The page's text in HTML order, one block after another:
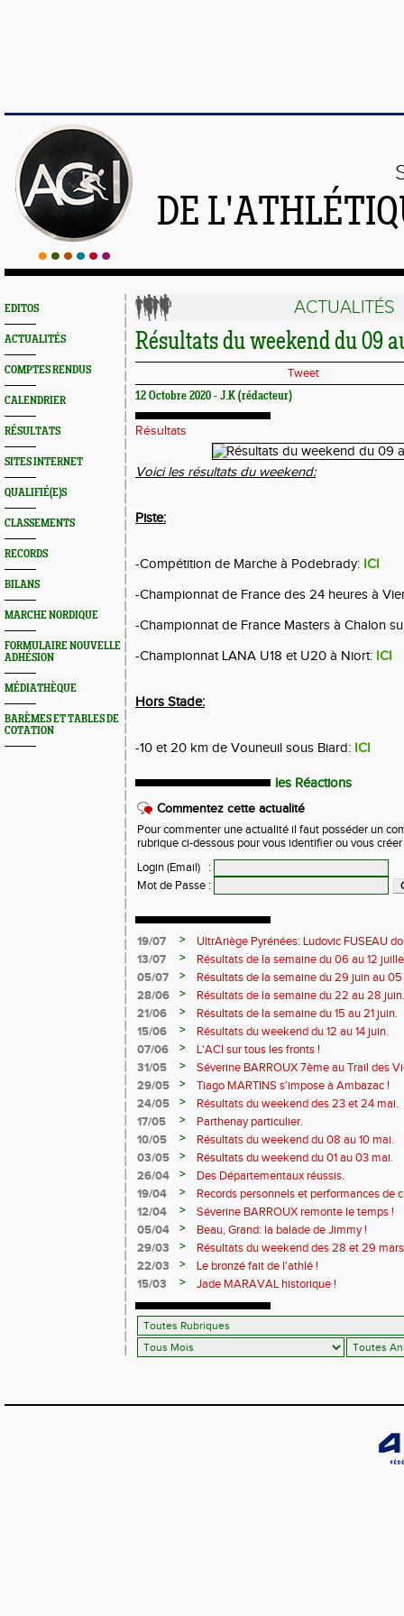
DE
EDITOS
ACTUALITÉS
COMPTES RENDUS
CALENDRIER
RÉSULTATS
SITES INTERNET
QUALIFIÉ(E)S
CLASSEMENTS
RECORDS
BILANS
MARCHE NORDIQUE
FORMULAIRE NOUVELLE
ADHÉSION
MÉDIATHÈQUE
BARÈMES ET TABLES DE
COTATION
ACTUALITÉS
Résultats du weekend du 09
Tweet
12 Octobre 2020 - J.K (rédacteur)
Résultats
Voici les résultats du weekend:
Piste:
-Compétition de Marche à Podebrady: ICI
-Championnat de France des 24 heures à
-Championnat de France Masters à Chalon
-Championnat LANA U18 et U20 à Niort: ICI
Hors Stade:
-10 et 20 km de Vouneuil sous Biard: ICI
les Réactions
Commentez cette actualité
Pour commenter une actualité il faut posséder un
rubrique ci-dessous pour vous identifier ou vous
Login (Email)
:
Mot de Passe :
19/07 >
UltrAriège Pyrénées: Ludovic FUSEAU
13/07
>
Résultats de la semaine du 06 au 12
05/07
>
Résultats de la semaine du 29 juin au
28/06
>
Résultats de la semaine du 22 au 28 juin.
21/06
>
Résultats de la semaine du 15 au 21 juin.
15/06
>
Résultats du weekend du 12 au 14 juin.
07/06
>
L'ACI sur tous les fronts !
31/05
>
Séverine BARROUX 7ème au Trail des
29/05
>
Tiago MARTINS s'impose à Ambazac !
24/05
>
Résultats du weekend des 23 et 24 mai.
17/05
>
Parthenay particulier.
10/05
>
Résultats du weekend du 08 au 10 mai.
03/05
>
Résultats du weekend du 01 au 03 mai.
26/04
>
Des Départementaux réussis.
19/04
>
Records personnels et performances de
12/04
>
Séverine BARROUX remonte le temps !
05/04
>
Beau, Grand: la balade de Jimmy !
29/03
>
Résultats du weekend des 28 et 29
22/03
>
Le bronzé fait de l'athlé !
15/03
> Jade MARAVAL historique !